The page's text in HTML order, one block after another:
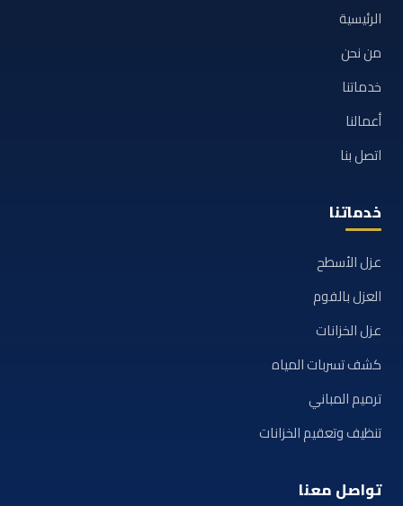
الرئيسية
من نحن
خدماتنا
أعمالنا
اتصل بنا
خدماتنا
عزل الأسطح
العزل بالفوم
عزل الخزانات
كشف تسربات المياه
ترميم المباني
تنظيف وتعقيم الخزانات
تواصل معنا